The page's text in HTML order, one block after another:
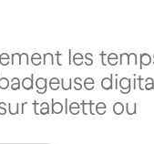
les
tablette ou